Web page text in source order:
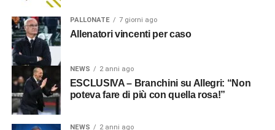
PALLONATE 7 giorni ago
Allenatori vincenti per caso
NEWS 2 anni ago
ESCLUSIVA – Branchini su Allegri: “Non
poteva fare di più con quella rosa!”
NEWS 2 anni ago